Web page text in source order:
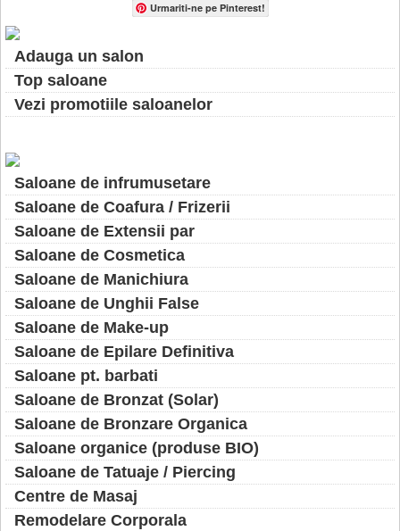
Urmariti-ne pe Pinterest!
Adauga un salon
Top saloane
Vezi promotiile saloanelor
Saloane de infrumusetare
Saloane de Coafura / Frizerii
Saloane de Extensii par
Saloane de Cosmetica
Saloane de Manichiura
Saloane de Unghii False
Saloane de Make-up
Saloane de Epilare Definitiva
Saloane pt. barbati
Saloane de Bronzat (Solar)
Saloane de Bronzare Organica
Saloane organice (produse BIO)
Saloane de Tatuaje / Piercing
Centre de Masaj
Remodelare Corporala